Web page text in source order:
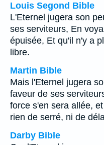
Louis Segond Bible
L'Eternel jugera son
ses serviteurs, En
épuisée, Et qu'il n'y a
libre.
Martin Bible
Mais l'Eternel jugera
faveur de ses
force s'en sera allée,
rien de serré, ni de
Darby Bible